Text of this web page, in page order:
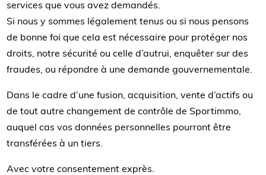
services que vous avez demandés.
Si nous y sommes légalement tenus ou si nous pensons
de bonne foi que cela est nécessaire pour protéger nos
droits, notre sécurité ou celle d’autrui, enquêter sur des
fraudes, ou répondre à une demande gouvernementale.
Dans le cadre d’une fusion, acquisition, vente d’actifs ou
de tout autre changement de contrôle de Sportimmo,
auquel cas vos données personnelles pourront être
transférées à un tiers.
Avec votre consentement exprès.